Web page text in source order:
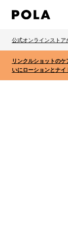
公式オンラインストア
リンクルショットの
いにローションとナイ